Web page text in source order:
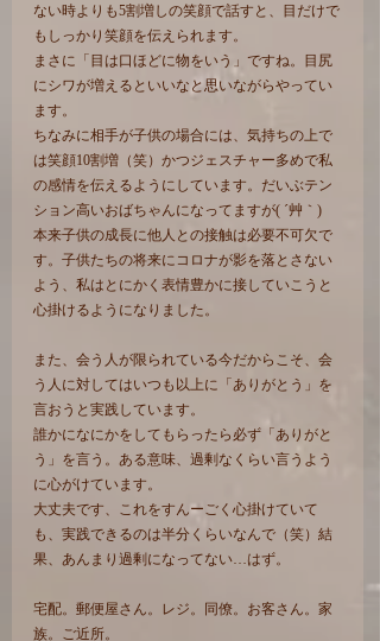
ない時よりも5割増しの笑顔で話すと、目だけで
もしっかり笑顔を伝えられます。
まさに「目は口ほどに物をいう」ですね。目尻
にシワが増えるといいなと思いながらやってい
ます。
ちなみに相手が子供の場合には、気持ちの上で
は笑顔10割増（笑）かつジェスチャー多めで私
の感情を伝えるようにしています。だいぶテン
ション高いおばちゃんになってますが( ´艸｀)
本来子供の成長に他人との接触は必要不可欠で
す。子供たちの将来にコロナが影を落とさない
よう、私はとにかく表情豊かに接していこうと
心掛けるようになりました。
また、会う人が限られている今だからこそ、会
う人に対してはいつも以上に「ありがとう」を
言おうと実践しています。
誰かになにかをしてもらったら必ず「ありがと
う」を言う。ある意味、過剰なくらい言うよう
に心がけています。
大丈夫です、これをすんーごく心掛けていて
も、実践できるのは半分くらいなんで（笑）結
果、あんまり過剰になってない…はず。
宅配。郵便屋さん。レジ。同僚。お客さん。家
族。ご近所。